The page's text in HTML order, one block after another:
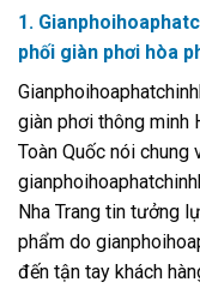
1.
phối giàn phơi hòa
giàn phơi thông minh
Toàn Quốc nói chung
Nha Trang tin tưởng
phẩm do
đến tận tay khách